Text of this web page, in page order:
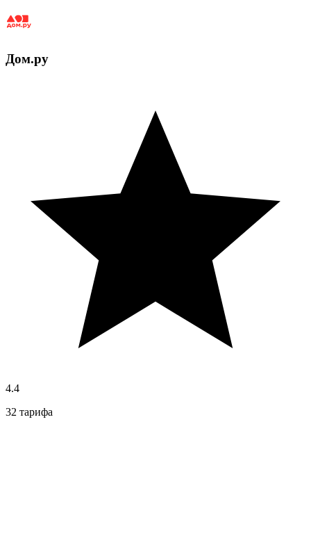
Дом.ру
4.4
32 тарифа